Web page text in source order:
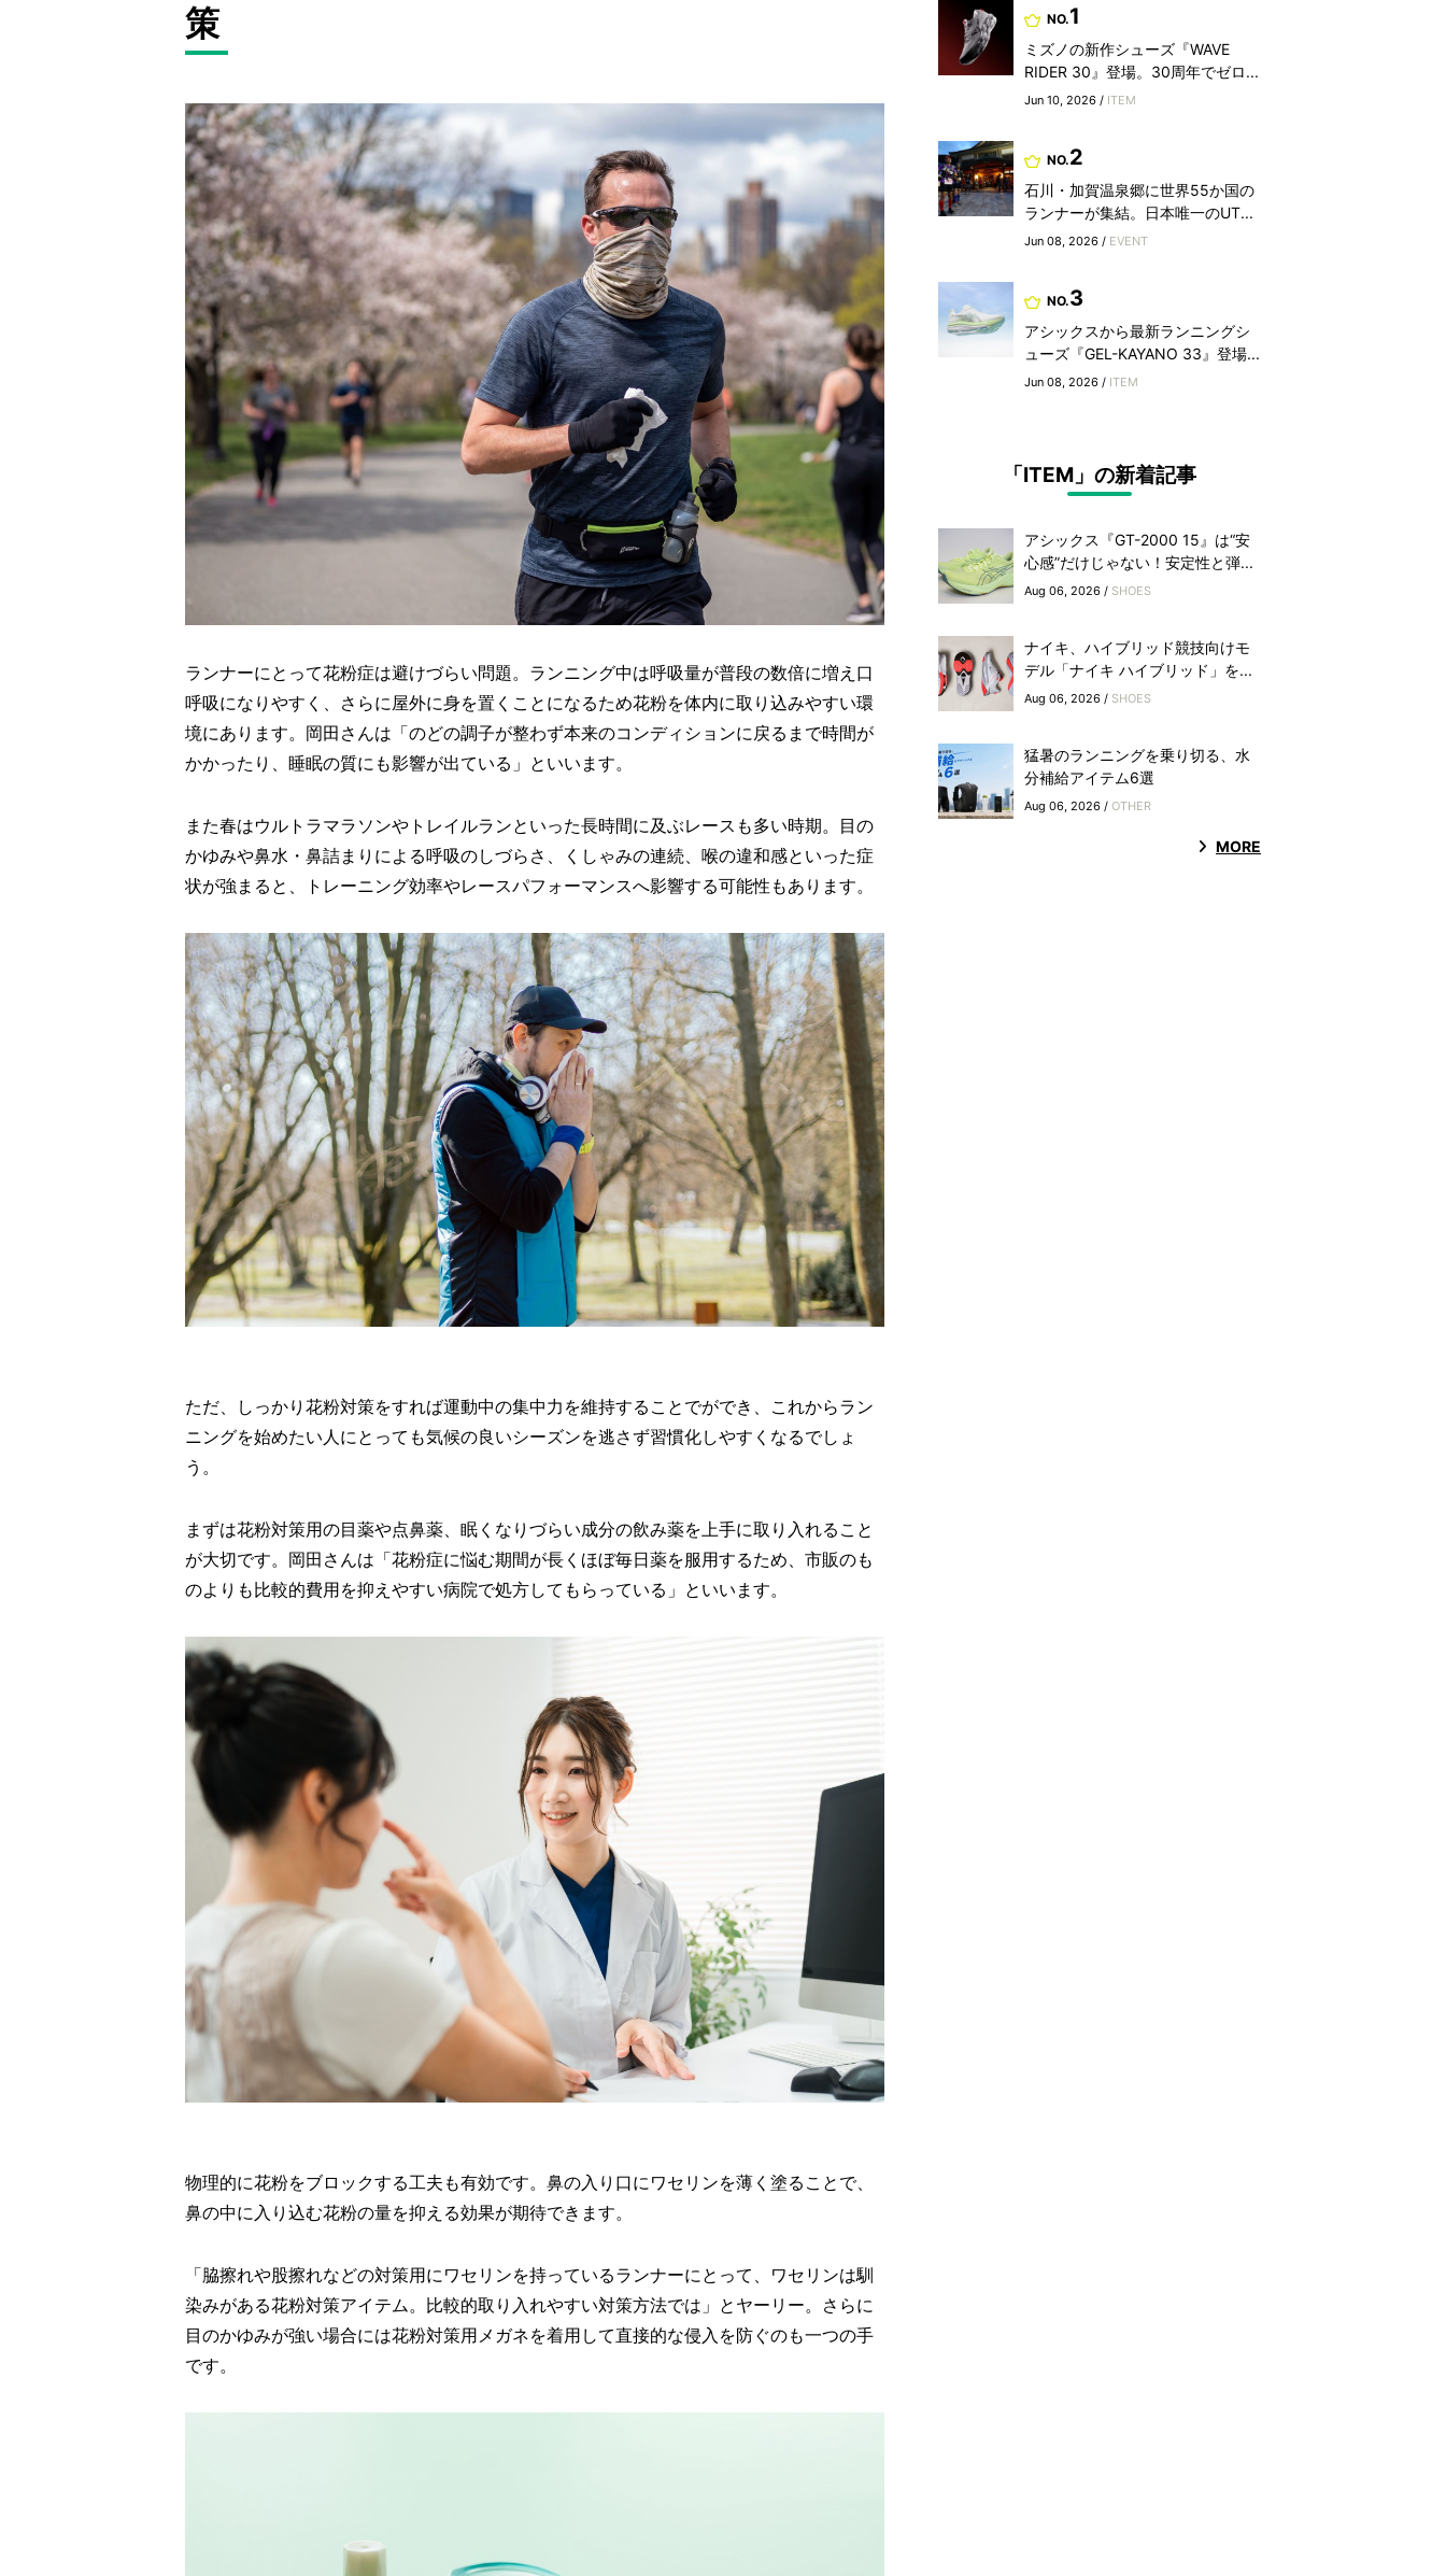
策
ランナーにとって花粉症は避けづらい問題。ランニング中は呼吸量が普段の数倍に増え口
呼吸になりやすく、さらに屋外に身を置くことになるため花粉を体内に取り込みやすい環
境にあります。岡田さんは「のどの調子が整わず本来のコンディションに戻るまで時間が
かかったり、睡眠の質にも影響が出ている」といいます。
また春はウルトラマラソンやトレイルランといった長時間に及ぶレースも多い時期。目の
かゆみや鼻水・鼻詰まりによる呼吸のしづらさ、くしゃみの連続、喉の違和感といった症
状が強まると、トレーニング効率やレースパフォーマンスへ影響する可能性もあります。
ただ、しっかり花粉対策をすれば運動中の集中力を維持することでができ、これからラン
ニングを始めたい人にとっても気候の良いシーズンを逃さず習慣化しやすくなるでしょ
う。
まずは花粉対策用の目薬や点鼻薬、眠くなりづらい成分の飲み薬を上手に取り入れること
が大切です。岡田さんは「花粉症に悩む期間が長くほぼ毎日薬を服用するため、市販のも
のよりも比較的費用を抑えやすい病院で処方してもらっている」といいます。
物理的に花粉をブロックする工夫も有効です。鼻の入り口にワセリンを薄く塗ることで、
鼻の中に入り込む花粉の量を抑える効果が期待できます。
「脇擦れや股擦れなどの対策用にワセリンを持っているランナーにとって、ワセリンは馴
染みがある花粉対策アイテム。比較的取り入れやすい対策方法では」とヤーリー。さらに
目のかゆみが強い場合には花粉対策用メガネを着用して直接的な侵入を防ぐのも一つの手
です。
NO.1
ミズノの新作シューズ『WAVE
RIDER 30』登場。30周年でゼロ...
Jun 10, 2026 / ITEM
NO.2
石川・加賀温泉郷に世界55か国の
ランナーが集結。日本唯一のUT...
Jun 08, 2026 / EVENT
NO.3
アシックスから最新ランニングシ
ューズ『GEL-KAYANO 33』登場...
Jun 08, 2026 / ITEM
「ITEM」の新着記事
アシックス『GT-2000 15』は“安
心感”だけじゃない！安定性と弾...
Aug 06, 2026 / SHOES
ナイキ、ハイブリッド競技向けモ
デル「ナイキ ハイブリッド」を...
Aug 06, 2026 / SHOES
猛暑のランニングを乗り切る、水
分補給アイテム6選
Aug 06, 2026 / OTHER
MORE